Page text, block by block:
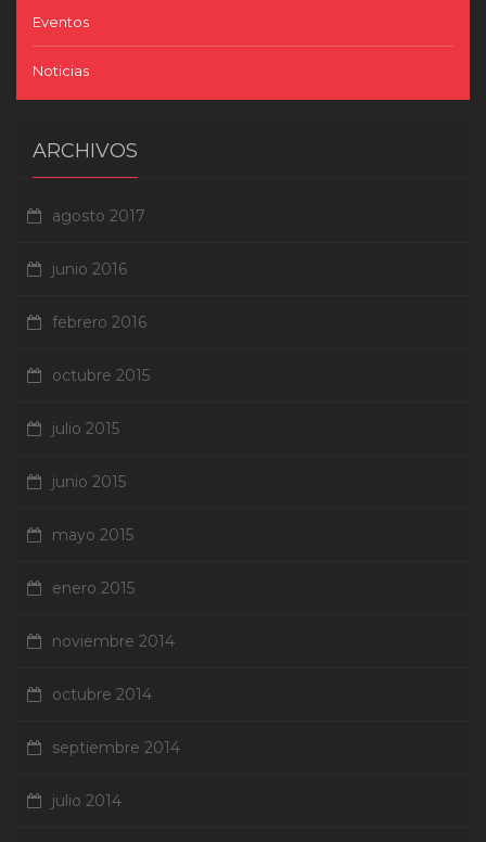
Eventos
Noticias
ARCHIVOS
agosto 2017
junio 2016
febrero 2016
octubre 2015
julio 2015
junio 2015
mayo 2015
enero 2015
noviembre 2014
octubre 2014
septiembre 2014
julio 2014